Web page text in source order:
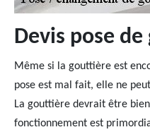
Devis pose
Même si la gouttière est
pose est mal fait, elle ne
La gouttière devrait être
fonctionnement est